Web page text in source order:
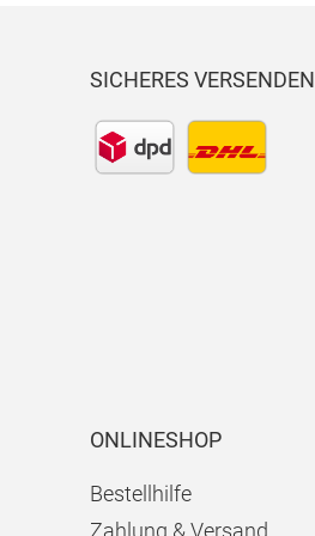
SICHERES VERSENDEN
ONLINESHOP
Bestellhilfe
Zahlung & Versand